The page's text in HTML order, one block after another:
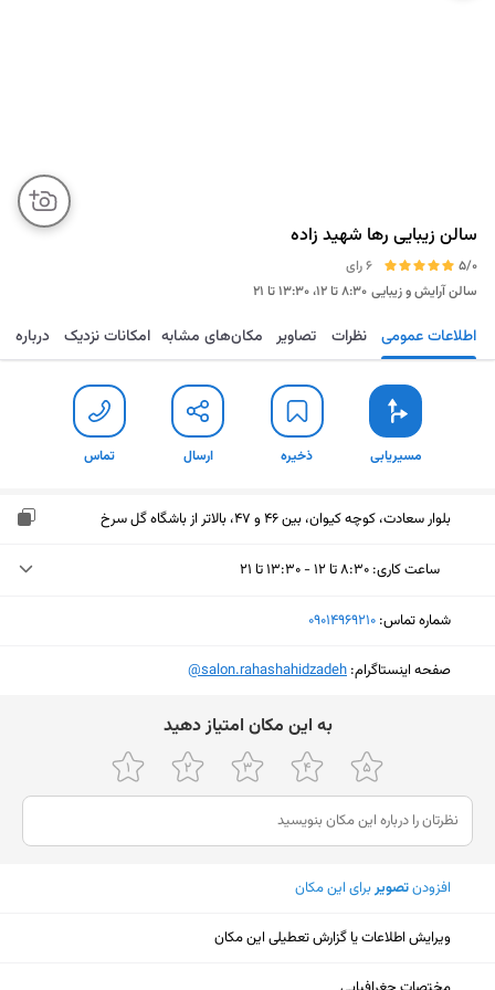
سالن زیبایی رها شهید زاده
5/0
6 رای
سالن آرایش و زیبایی ۸:۳۰ تا ۱۲، ۱۳:۳۰ تا ۲۱
مسیریابی ذخیره ارسال تماس اطلاعات عمومی نظرات تصاویر مکان‌های مشابه امکانات نزدیک درباره
مسیریابی ذخیره ارسال تماس
بلوار سعادت، کوچه کیوان، بین ۴۶ و 47، بالاتر از باشگاه گل سرخ
ساعت کاری: ۸:۳۰ تا ۱۲ - ۱۳:۳۰ تا ۲۱
جمعه (امروز)
سه‌شنبه
۸:۳۰ تا ۱۲ - ۱۳:۳۰ تا ۲۱
چهارشنبه
۸:۳۰ تا ۱۲ - ۱۳:۳۰ تا ۲۱
پنجشنبه
شماره تماس: ‎09014969210
صفحه اینستاگرام: ‎@salon.rahashahidzadeh
ﺑﻪ اﯾﻦ ﻣﮑﺎن اﻣﺘﯿﺎز دﻫﯿﺪ
افزودنتصویربرای این مکان
ویرایش اطلاعات یا گزارش تعطیلی این مکان